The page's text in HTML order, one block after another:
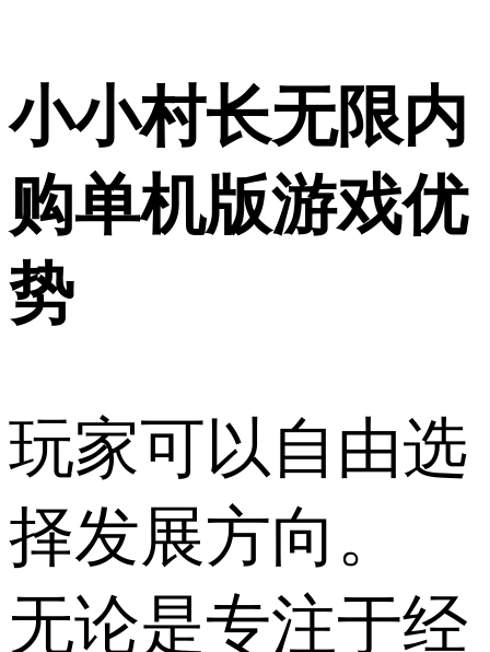
小小村长无限内
购单机版游戏优
势
玩家可以自由选
择发展方向。
无论是专注于经